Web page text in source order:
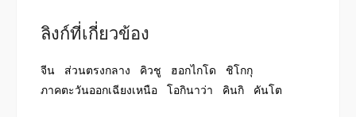
ลิงก์ที่เกี่ยวข้อง
จีน ส่วนตรงกลาง คิวชู ฮอกไกโด
ชิโกกุ
ภาคตะวันออกเฉียงเหนือ
โอกินาว่า คินกิ คันโต